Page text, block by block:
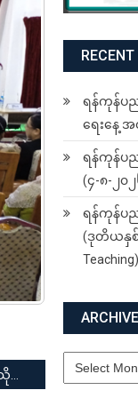
ရန်ကုန်ပညာရေးတက္ကသိုလ် ပညာရေးဘွဲ့ စတုတ္ထနှစ် (ဒုတိယနှစ်ဝက်) လက်တွေ့တန်းပြဆင်းခြင်း (Bloc Teaching) အတွက် ပါမောက္ခချုပ်၏ ဩဝါဒခံယူပွဲ
ရန်ကုန်ပ
ရေးနေ့
ရန်ကုန်ပ
(၄-၈-၂၀
ရန်ကုန်ပ
(ဒုတိယနှစ်
Archives